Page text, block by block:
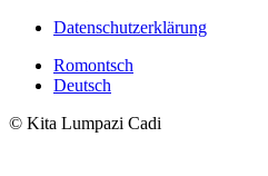
Datenschutzerklärung
Romontsch
Deutsch
© Kita Lumpazi Cadi